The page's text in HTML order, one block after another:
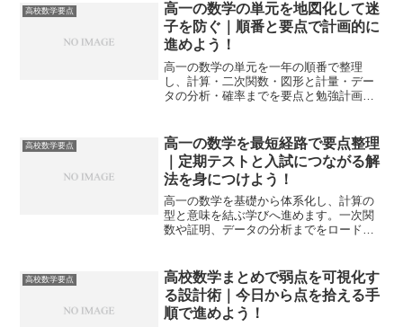
高校数学要点
高一の数学の単元を地図化して迷
子を防ぐ｜順番と要点で計画的に
進めよう！
高一の数学の単元を一年の順番で整理
し、計算・二次関数・図形と計量・デー
タの分析・確率までを要点と勉強計画で
す。
高校数学要点
高一の数学を最短経路で要点整理
｜定期テストと入試につながる解
法を身につけよう！
高一の数学を基礎から体系化し、計算の
型と意味を結ぶ学びへ進めます。一次関
数や証明、データの分析までをロードマ
高校数学要点
高校数学まとめで弱点を可視化す
る設計術｜今日から点を拾える手
順で進めよう！